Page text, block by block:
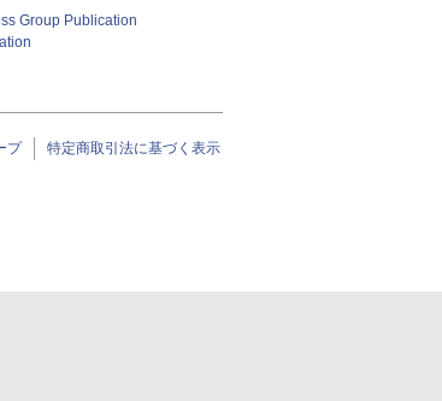
Group Publication
プ 特定商取引法に基づく表示